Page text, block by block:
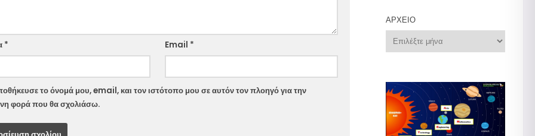
* Email *
το όνομά μου, email, και τον ιστότοπο μου σε αυτόν τον πλοηγό για την
φορά που θα σχολιάσω.
ΑΡΧΕΊΟ
Αρχείο